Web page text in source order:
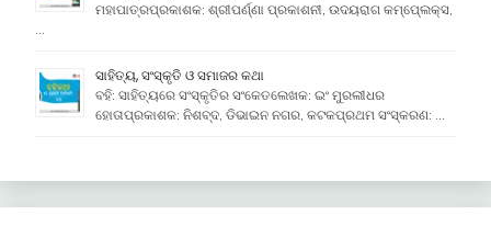
ମହାପାତ୍ରପ୍ରକାଶକ: ଶ୍ରୀପର୍ଣ୍ଣା ପ୍ରକାଶନୀ, ଉଦୟରାଗ କମ୍ପେ୍ଲକ୍ସ,
…
ସାହିତ୍ୟ, ସଂସ୍କୃତି ଓ ସମାଜର କଥା
ବହି: ସାହିତ୍ୟରେ ସଂସ୍କୃତିର ସଂକେତଲେଖକ: ଇଂ ମୁରଲୀଧର
ହୋତାପ୍ରକାଶକ: ନିଶବ୍ଦ, ଡିଭାଇନ ନଗର, କଟକପ୍ରଥମ ସଂସ୍କରଣ: …